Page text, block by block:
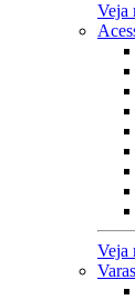
Veja
Veja